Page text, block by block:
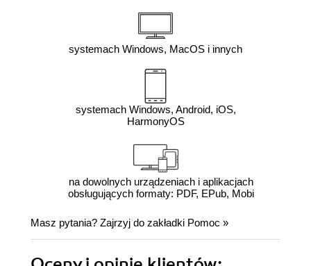
systemach Windows, MacOS i innych
systemach Windows, Android, iOS,
HarmonyOS
na dowolnych urządzeniach i aplikacjach
obsługujących formaty: PDF, EPub, Mobi
Masz pytania? Zajrzyj do zakładki Pomoc »